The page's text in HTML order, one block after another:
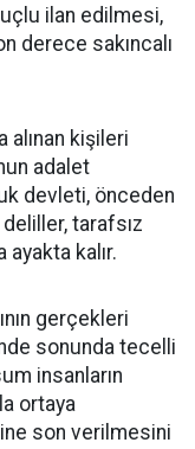
ilan edilmesi,
derece sakıncalı
alınan kişileri
adalet
devleti, önceden
tarafsız
kalır.
gerçekleri
sonunda tecelli
insanların
ortaya
son verilmesini